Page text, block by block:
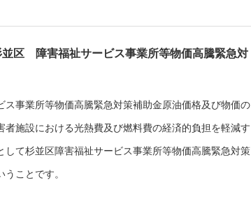
並区 障害福祉サービス事業所等物価高騰緊急対
事業所等物価高騰緊急対策補助金原油価格及び物価の
者施設における光熱費及び燃料費の経済的負担を軽減す
して杉並区障害福祉サービス事業所等物価高騰緊急対策
ことです。